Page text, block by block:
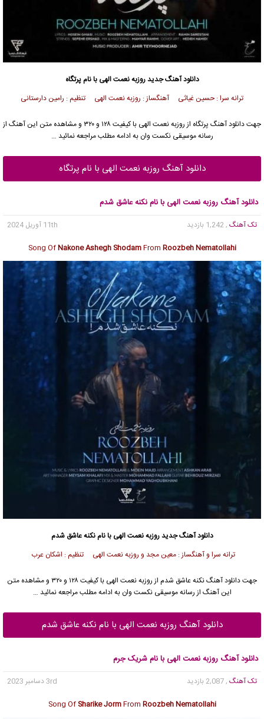
دانلود آهنگ جدیدروزبه نعمت الهی با نام پرتگاه
ترانه سرا : حسین غیاثی آهنگساز : روزبه نعمت الهی تنظیم : رامین دارستانی
جهت دانلود آهنگ پرتگاه از روزبه نعمت الهی
با کیفیت ۱۲۸ و ۳۲۰ و مشاهده متن این آهنگ از
رسانه موسیقی نکست وان به ادامه مطلب مراجعه نمائید …
دانلود آهنگ روزبه نعمت الهی با نام پرتگاه
دانلود آهنگ روزبه نعمت الهی با نام نکنه عاشق شدم
تک آهنگ , 1,242 بازدید
11th آوریل 2024
Song OfNakone Ashegh ShodamFrom Roozbeh Nematollahi
دانلود آهنگ جدیدروزبه نعمت الهی با نام نکنه عاشق شدم
ترانه سرا و آهنگساز : معین مجد و روزبه نعمت الهی تنظیم : اشکان عرب
جهت دانلود آهنگ نکنه عاشق شدم از روزبه نعمت الهی
با کیفیت ۱۲۸ و ۳۲۰ و مشاهده متن
این آهنگ از رسانه موسیقی نکست وان به ادامه مطلب مراجعه نمائید …
دانلود آهنگ روزبه نعمت الهی با نام نکنه عاشق شدم
دانلود آهنگ روزبه نعمت الهی با نام شریک جرم
تک آهنگ , 2,087 بازدید
3rd دسامبر 2023
Song Of Sharike JormFrom Roozbeh Nematollahi